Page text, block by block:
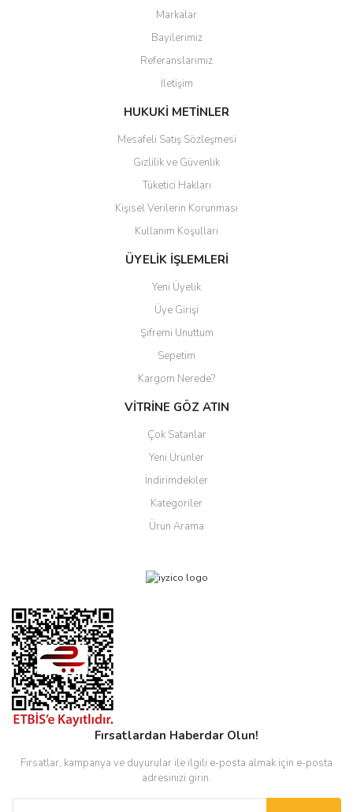
Ürün resmi kalitesiz, bozuk veya görüntülenemiyor.
Ürün açıklamasında eksik bilgiler bulunuyor.
Ürün bilgilerinde hatalar bulunuyor.
Ürün fiyatı diğer sitelerden daha pahalı.
Bu ürüne benzer farklı alternatifler olmalı.
Gönder
Markalar
Bayilerimiz
Referanslarımız
İletişim
HUKUKİ METİNLER
Mesafeli Satış Sözleşmesi
Gizlilik ve Güvenlik
Tüketici Hakları
Kişisel Verilerin Korunması
Kullanım Koşulları
ÜYELİK İŞLEMLERİ
Yeni Üyelik
Üye Girişi
Şifremi Unuttum
Sepetim
Kargom Nerede?
VİTRİNE GÖZ ATIN
Çok Satanlar
Yeni Ürünler
İndirimdekiler
Kategoriler
Ürün Arama
Fırsatlardan Haberdar Olun!
Fırsatlar, kampanya ve duyurular ile ilgili e-posta almak için e-posta
adresinizi girin.